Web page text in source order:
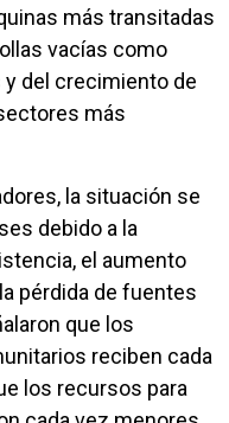
más transitadas
vacías como
del crecimiento de
más
la situación se
debido a la
el aumento
pérdida de fuentes
que los
reciben cada
los recursos para